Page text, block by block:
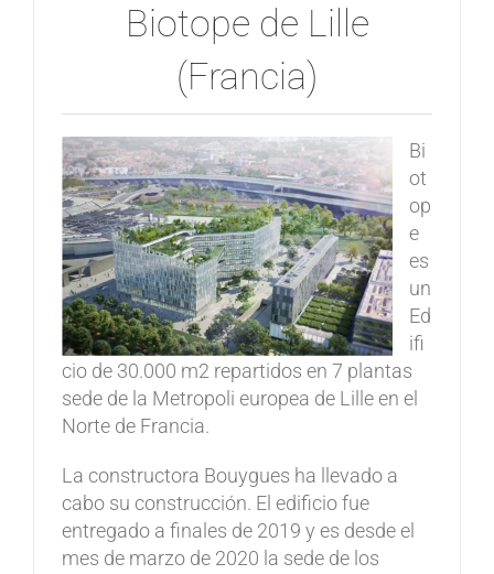
Biotope de Lille
(Francia)
Bi
ot
op
e
es
un
Ed
ifi
cio de 30.000 m2 repartidos en 7 plantas
sede de la Metropoli europea de Lille en el
Norte de Francia.
La constructora Bouygues ha llevado a
cabo su construcción. El edificio fue
entregado a finales de 2019 y es desde el
mes de marzo de 2020 la sede de los